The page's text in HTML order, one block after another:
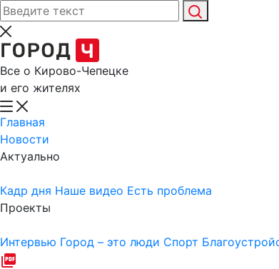
Все о Кирово-Чепецке
и его жителях
Главная
Новости
Актуально
Кадр дня Наше видео Есть проблема
Проекты
Интервью Город – это люди Спорт